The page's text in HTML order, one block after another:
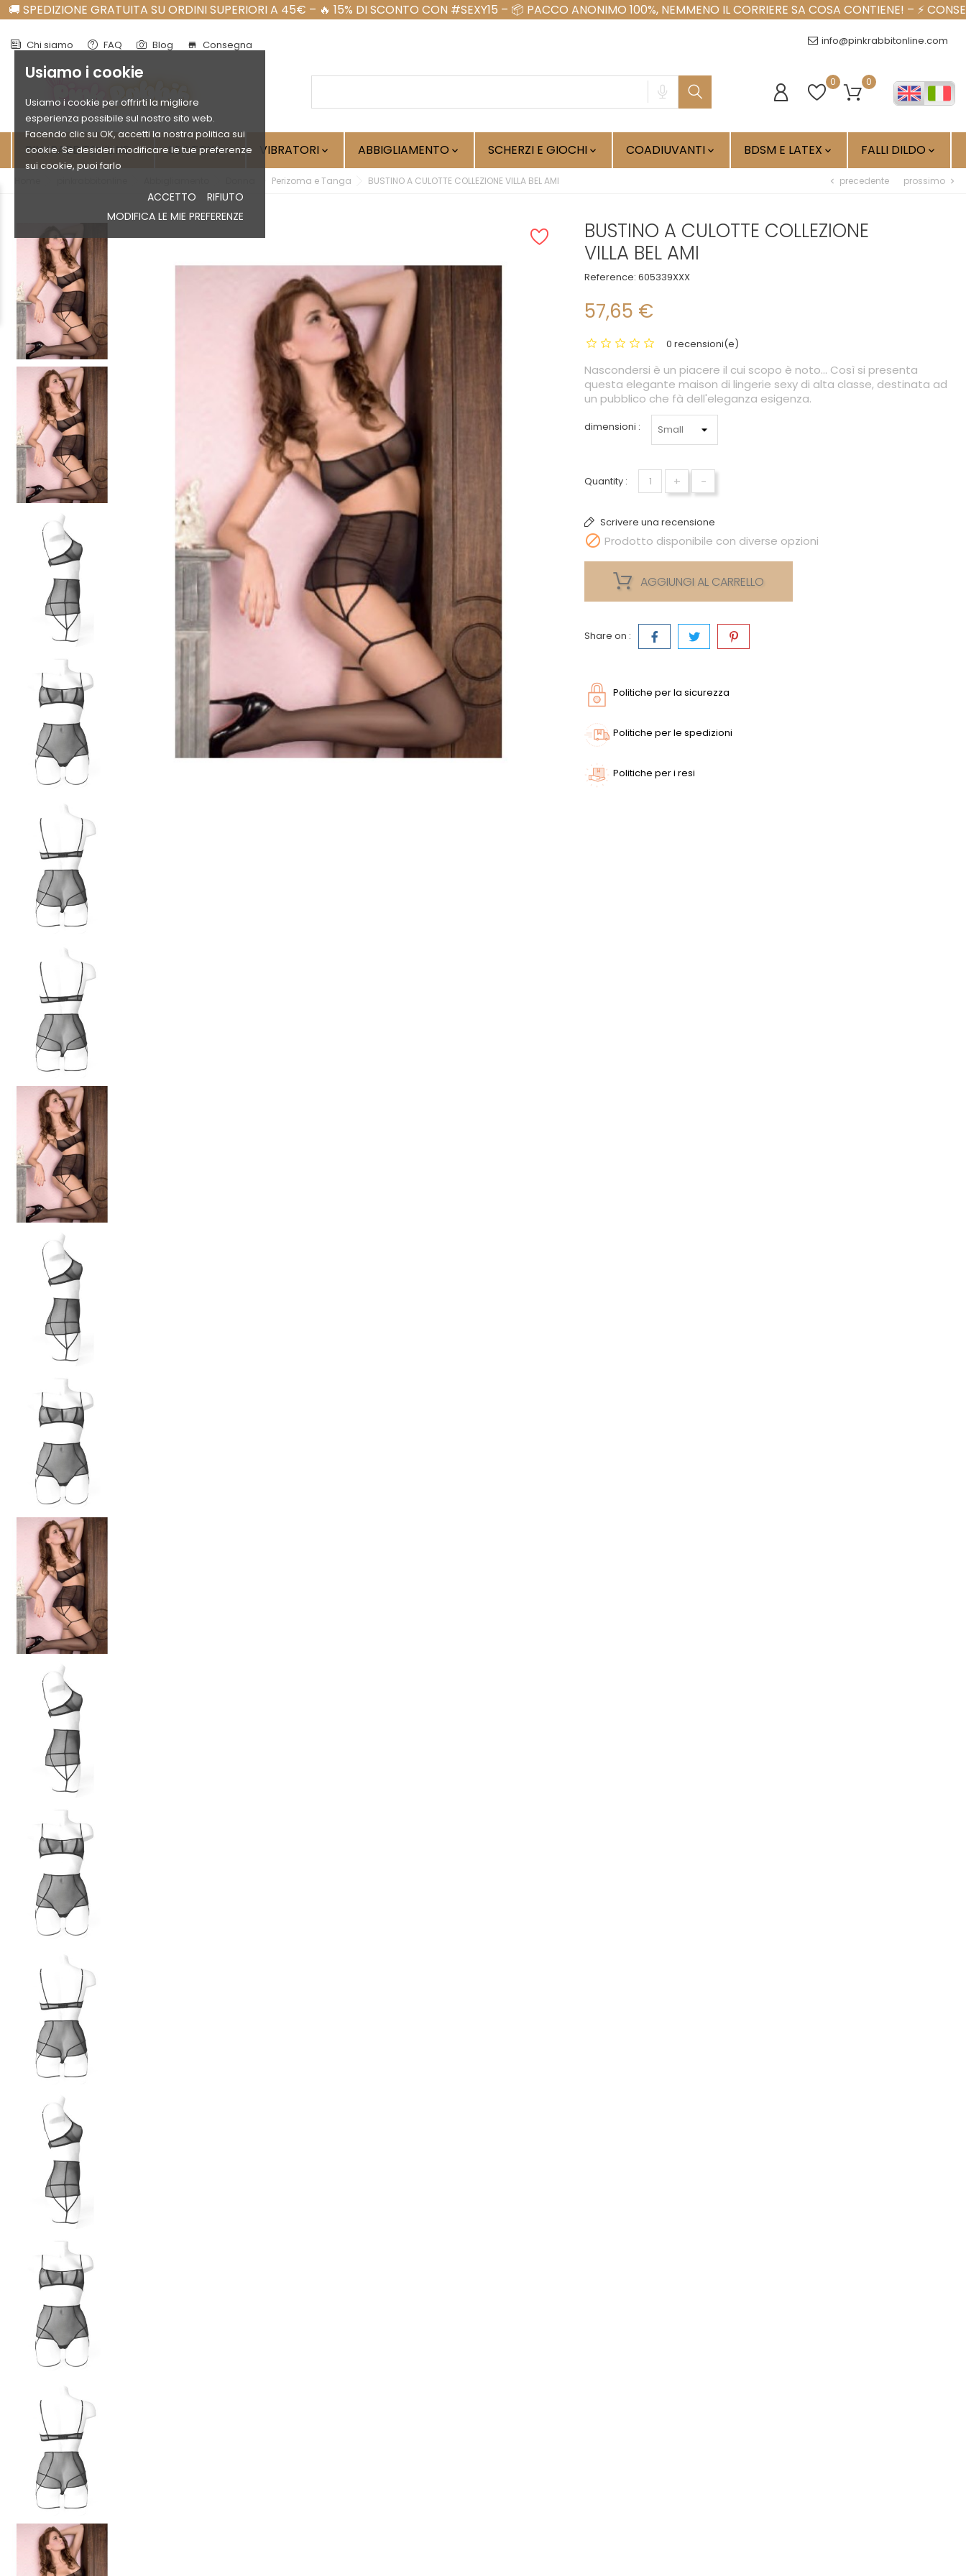
Usiamo i cookie
Usiamo i cookie per offrirti la migliore
esperienza possibile sul nostro sito web.
Facendo clic su OK, accetti la nostra politica sui
cookie. Se desideri modificare le tue preferenze
sui cookie, puoi farlo
ACCETTO
RIFIUTO
MODIFICA LE MIE PREFERENZE
Chi siamo FAQ Blog store Consegna info@pinkrabbitonline.com
0 0
PINKRABBITONLINE SEX TOYS VIBRATORI  ABBIGLIAMENTO  SCHERZI E GIOCHI  COADIUVANTI  BDSM E LATEX  FALLI DILDO 
Perizoma e Tanga BUSTINO A CULOTTE COLLEZIONE VILLA BEL AMI chevron_left precedente prossimo chevron_right
BUSTINO A CULOTTE COLLEZIONE
VILLA BEL AMI
Reference: 605339XXX
57,65 €
0 recensioni(e)
Nascondersi è un piacere il cui scopo è noto... Così si presenta
questa elegante maison di lingerie sexy di alta classe, destinata ad
un pubblico che fà dell'eleganza esigenza.
dimensioni :
Quantity : + -
Scrivere una recensione
 Prodotto disponibile con diverse opzioni
AGGIUNGI AL CARRELLO
Share on :
Politiche per la sicurezza
Politiche per le spedizioni
Politiche per i resi